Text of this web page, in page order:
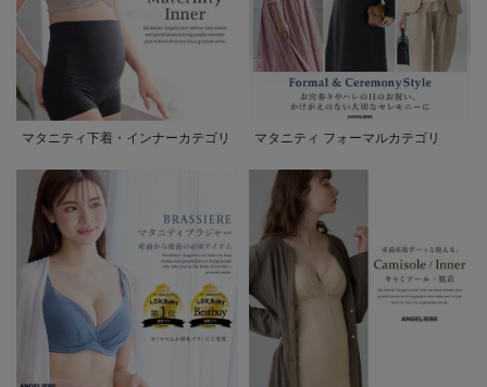
マタニティ下着・インナーカテゴリ マタニティ フォーマルカテゴリ